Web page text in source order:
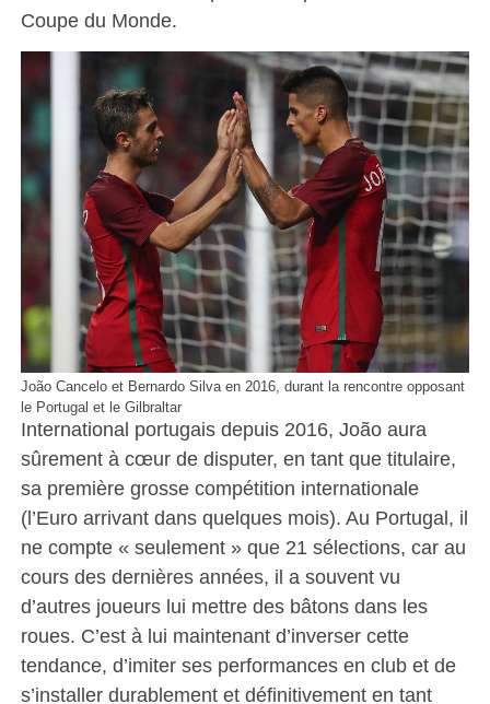
Coupe du Monde.
João Cancelo et Bernardo Silva en 2016, durant la rencontre opposant
le Portugal et le Gilbraltar
International portugais depuis 2016, João aura
sûrement à cœur de disputer, en tant que titulaire,
sa première grosse compétition internationale
(l’Euro arrivant dans quelques mois). Au Portugal, il
ne compte « seulement » que 21 sélections, car au
cours des dernières années, il a souvent vu
d’autres joueurs lui mettre des bâtons dans les
roues. C’est à lui maintenant d’inverser cette
tendance, d’imiter ses performances en club et de
s’installer durablement et définitivement en tant